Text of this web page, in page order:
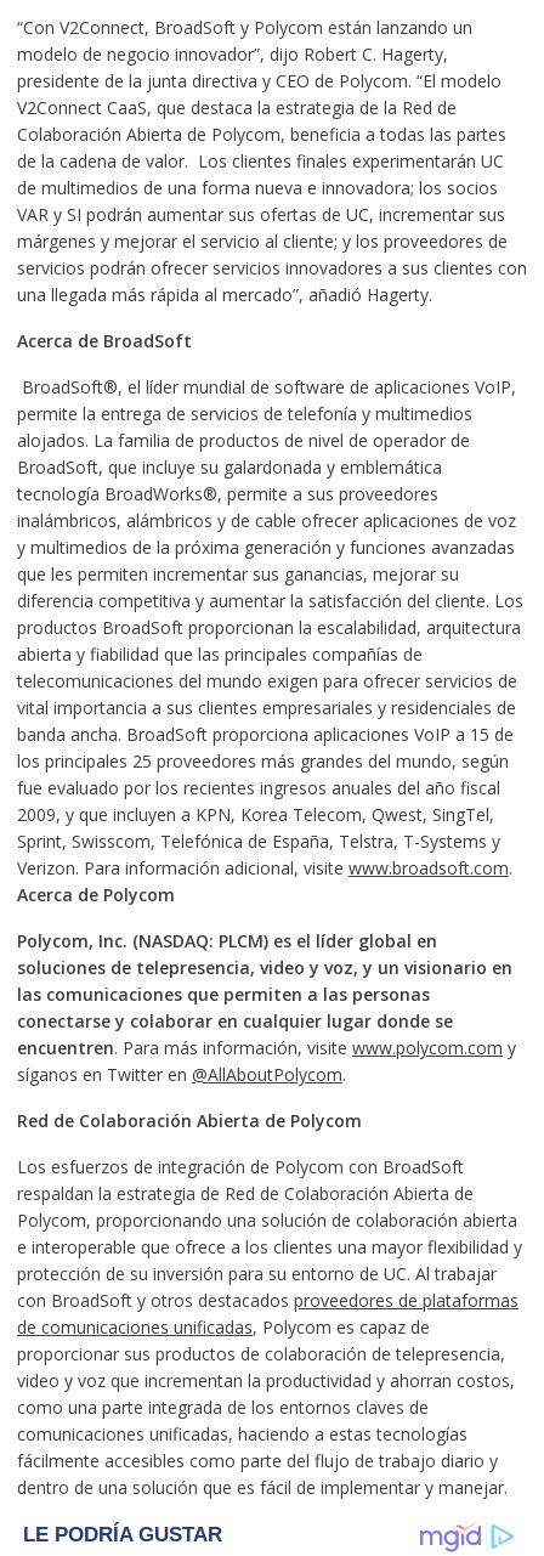
“Con V2Connect, BroadSoft y Polycom están lanzando un
modelo de negocio innovador”, dijo Robert C. Hagerty,
presidente de la junta directiva y CEO de Polycom. “El modelo
V2Connect CaaS, que destaca la estrategia de la Red de
Colaboración Abierta de Polycom, beneficia a todas las partes
de la cadena de valor. Los clientes finales experimentarán UC
de multimedios de una forma nueva e innovadora; los socios
VAR y SI podrán aumentar sus ofertas de UC, incrementar sus
márgenes y mejorar el servicio al cliente; y los proveedores de
servicios podrán ofrecer servicios innovadores a sus clientes con
una llegada más rápida al mercado”, añadió Hagerty.
Acerca de BroadSoft
BroadSoft®, el líder mundial de software de aplicaciones VoIP,
permite la entrega de servicios de telefonía y multimedios
alojados. La familia de productos de nivel de operador de
BroadSoft, que incluye su galardonada y emblemática
tecnología BroadWorks®, permite a sus proveedores
inalámbricos, alámbricos y de cable ofrecer aplicaciones de voz
y multimedios de la próxima generación y funciones avanzadas
que les permiten incrementar sus ganancias, mejorar su
diferencia competitiva y aumentar la satisfacción del cliente. Los
productos BroadSoft proporcionan la escalabilidad, arquitectura
abierta y fiabilidad que las principales compañías de
telecomunicaciones del mundo exigen para ofrecer servicios de
vital importancia a sus clientes empresariales y residenciales de
banda ancha. BroadSoft proporciona aplicaciones VoIP a 15 de
los principales 25 proveedores más grandes del mundo, según
fue evaluado por los recientes ingresos anuales del año fiscal
2009, y que incluyen a KPN, Korea Telecom, Qwest, SingTel,
Sprint, Swisscom, Telefónica de España, Telstra, T-Systems y
Verizon. Para información adicional, visite www.broadsoft.com.
Acerca de Polycom
Polycom, Inc. (NASDAQ: PLCM) es el líder global en
soluciones de telepresencia, video y voz, y un visionario en
las comunicaciones que permiten a las personas
conectarse y colaborar en cualquier lugar donde se
encuentren. Para más información, visite www.polycom.com y
síganos en Twitter en @AllAboutPolycom.
Red de Colaboración Abierta de Polycom
Los esfuerzos de integración de Polycom con BroadSoft
respaldan la estrategia de Red de Colaboración Abierta de
Polycom, proporcionando una solución de colaboración abierta
e interoperable que ofrece a los clientes una mayor flexibilidad y
protección de su inversión para su entorno de UC. Al trabajar
con BroadSoft y otros destacados proveedores de plataformas
de comunicaciones unificadas, Polycom es capaz de
proporcionar sus productos de colaboración de telepresencia,
video y voz que incrementan la productividad y ahorran costos,
como una parte integrada de los entornos claves de
comunicaciones unificadas, haciendo a estas tecnologías
fácilmente accesibles como parte del flujo de trabajo diario y
dentro de una solución que es fácil de implementar y manejar.